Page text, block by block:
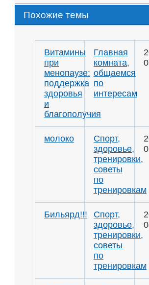
Похожие темы
Витамины
при
менопаузе:
поддержка
здоровья
и
благополучия
Главная
комната,
общаемся
по
интересам
молоко
Спорт,
здоровье,
тренировки,
советы
по
тренировкам
Бильярд!!!
Спорт,
здоровье,
тренировки,
советы
по
тренировкам